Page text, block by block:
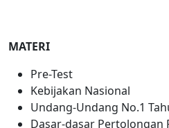
MATERI
Pre-Test
Kebijakan Nasional
Undang-Undang No.1
Dasar-dasar Pertolongan